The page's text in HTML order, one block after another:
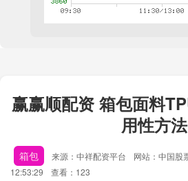
赢赢顺配资 箱包面料
用性方法
箱包 来源：中祥配资平台 网站：中国股
12:53:29
查看：123